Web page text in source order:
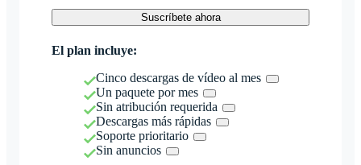
Suscríbete ahora
El plan incluye:
Cinco descargas de vídeo al mes
Un paquete por mes
Sin atribución requerida
Descargas más rápidas
Soporte prioritario
Sin anuncios